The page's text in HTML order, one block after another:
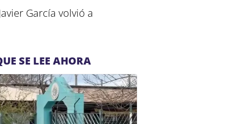
García volvió a
SE LEE AHORA